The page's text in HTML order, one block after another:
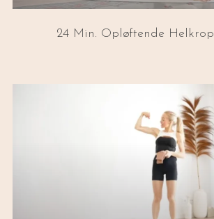
24 Min. Opløftende